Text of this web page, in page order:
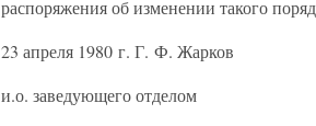
распоряжения об изменении такого
23 апреля 1980 г. Г. Ф. Жарков
и.о. заведующего отделом